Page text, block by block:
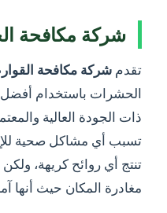
شركة مكافحة
تقدم شركة مكافحة
الحشرات باستخدام أفضل
ذات الجودة العالية
تسبب أي مشاكل صحية
تنتج أي روائح كريهة،
مغادرة المكان حيث أنها